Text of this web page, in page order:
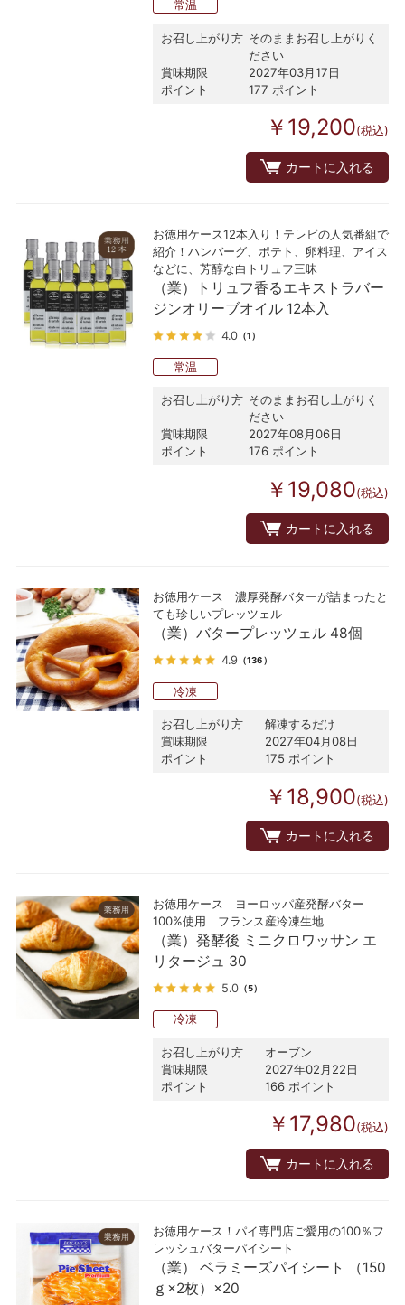
常温
お召し上がり方 そのままお召し上がりく
ださい
賞味期限
2027年03月17日
ポイント
177 ポイント
￥19,200(税込)
カートに入れる
お徳用ケース12本入り！テレビの人気番組で
紹介！ハンバーグ、ポテト、卵料理、アイス
などに、芳醇な白トリュフ三昧
（業）トリュフ香るエキストラバー
ジンオリーブオイル 12本入
4.0 （1）
常温
お召し上がり方 そのままお召し上がりく
ださい
賞味期限
2027年08月06日
ポイント
176 ポイント
￥19,080(税込)
カートに入れる
お徳用ケース 濃厚発酵バターが詰まったと
ても珍しいプレッツェル
（業）バタープレッツェル 48個
4.9 （136）
冷凍
お召し上がり方
解凍するだけ
賞味期限
2027年04月08日
ポイント
175 ポイント
￥18,900(税込)
カートに入れる
お徳用ケース ヨーロッパ産発酵バター
100%使用 フランス産冷凍生地
（業）発酵後 ミニクロワッサン エ
リタージュ 30
5.0 （5）
冷凍
お召し上がり方
オーブン
賞味期限
2027年02月22日
ポイント
166 ポイント
￥17,980(税込)
カートに入れる
お徳用ケース！パイ専門店ご愛用の100％フ
レッシュバターパイシート
（業） ベラミーズパイシート （150
ｇ×2枚）×20